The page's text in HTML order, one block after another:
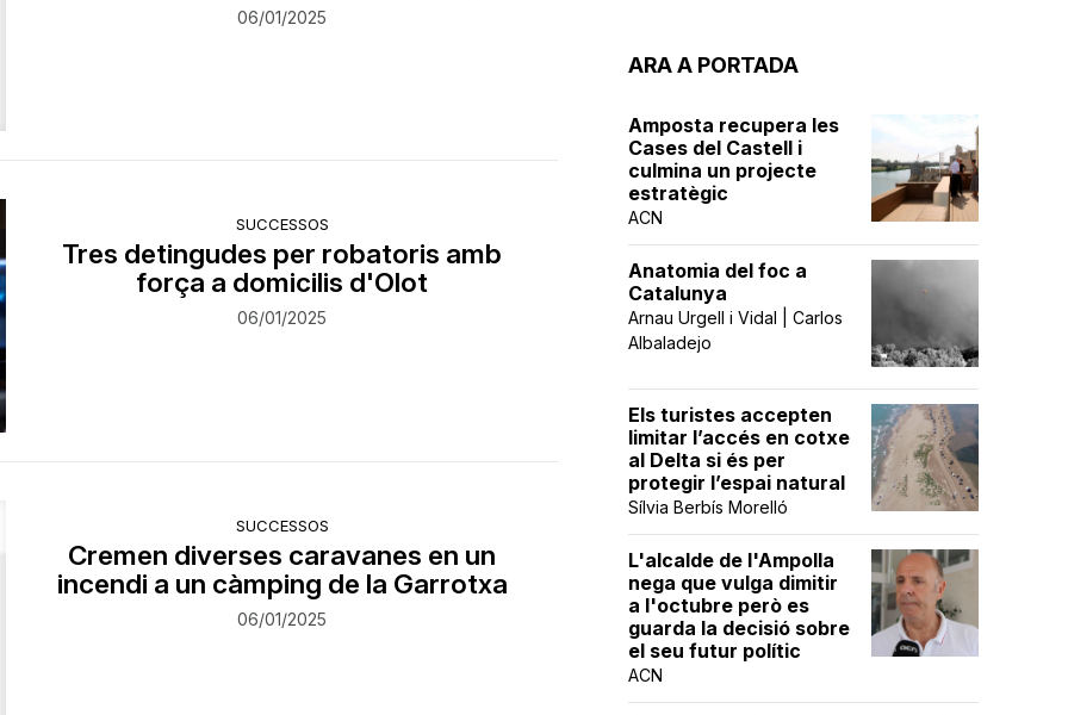
06/01/2025
SUCCESSOS
Tres detingudes per robatoris amb
força a domicilis d'Olot
06/01/2025
SUCCESSOS
Cremen diverses caravanes en un
incendi a un càmping de la Garrotxa
06/01/2025
ARA A PORTADA
Amposta recupera les
Cases del Castell i
culmina un projecte
estratègic
ACN
Anatomia del foc a
Catalunya
Arnau Urgell i Vidal | Carlos
Albaladejo
Els turistes accepten
limitar l’accés en cotxe
al Delta si és per
protegir l’espai natural
Sílvia Berbís Morelló
L'alcalde de l'Ampolla
nega que vulga dimitir
a l'octubre però es
guarda la decisió sobre
el seu futur polític
ACN